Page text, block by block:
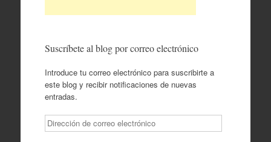
Suscríbete al blog por correo electrónico
Introduce tu correo electrónico para suscribirte a
este blog y recibir notificaciones de nuevas
entradas.
Dirección
de